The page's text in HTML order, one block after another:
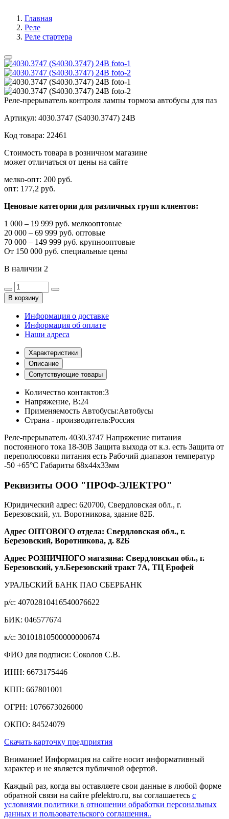
Главная
Реле
Реле стартера
Реле-прерыватель контроля лампы тормоза автобусы для паз
Артикул: 4030.3747 (S4030.3747) 24В
Код товара: 22461
Стоимость товара в розничном магазине
может отличаться от цены на сайте
мелко-опт: 200 руб.
опт: 177,2 руб.
Ценовые категории для различных групп клиентов:
1 000 – 19 999 руб. мелкооптовые
20 000 – 69 999 руб. оптовые
70 000 – 149 999 руб. крупнооптовые
От 150 000 руб. специальные цены
В наличии 2
В корзину
Информация о доставке
Информация об оплате
Наши адреса
Характеристики
Описание
Сопутствующие товары
Количество контактов:3
Напряжение, В:24
Применяемость Автобусы:Автобусы
Страна - производитель:Россия
Реле-прерыватель 4030.3747 Напряжение питания
постоянного тока 18-30В Защита выхода от к.з. есть Защита от
переполюсовки питания есть Рабочий диапазон температур
-50 +65°С Габариты 68х44х33мм
Реквизиты ООО "ПРОФ-ЭЛЕКТРО"
Юридический адрес: 620700, Свердловская обл., г.
Березовский, ул. Воротникова, здание 82Б.
Адрес ОПТОВОГО отдела: Свердловская обл., г.
Березовский, Воротникова, д. 82Б
Адрес РОЗНИЧНОГО магазина: Свердловская обл., г.
Березовский, ул.Березовский тракт 7А, ТЦ Ерофей
УРАЛЬСКИЙ БАНК ПАО СБЕРБАНК
р/c: 40702810416540076622
БИК: 046577674
к/c: 30101810500000000674
ФИО для подписи: Соколов С.В.
ИНН: 6673175446
КПП: 667801001
ОГРН: 1076673026000
ОКПО: 84524079
Скачать карточку предприятия
Внимание! Информация на сайте носит информативный
характер и не является публичной офертой.
Каждый раз, когда вы оставляете свои данные в любой форме
обратной связи на сайте pfelektro.ru, вы соглашаетесь с
условиями политики в отношении обработки персональных
данных и пользовательского соглашения..